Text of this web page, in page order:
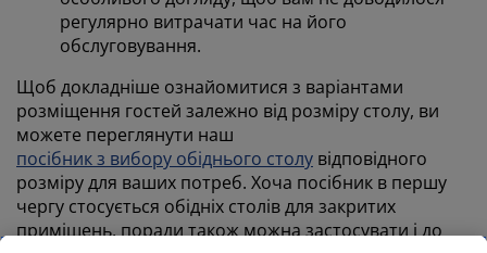
регулярно витрачати час на його
обслуговування.
Щоб докладніше ознайомитися з варіантами
розміщення гостей залежно від розміру столу, ви
можете переглянути наш
посібник з вибору обіднього столу відповідного
розміру для ваших потреб. Хоча посібник в першу
чергу стосується обідніх столів для закритих
приміщень, поради також можна застосувати і до